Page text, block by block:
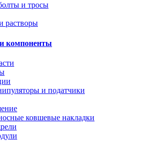
и тросы
растворы
компоненты
и податчики
ковшевые накладки